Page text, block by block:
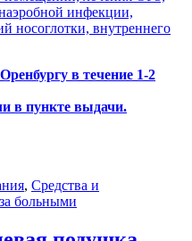
инфекции,
носоглотки, внутреннего
в течение 1-2
в пункте выдачи.
, Средства и
больными